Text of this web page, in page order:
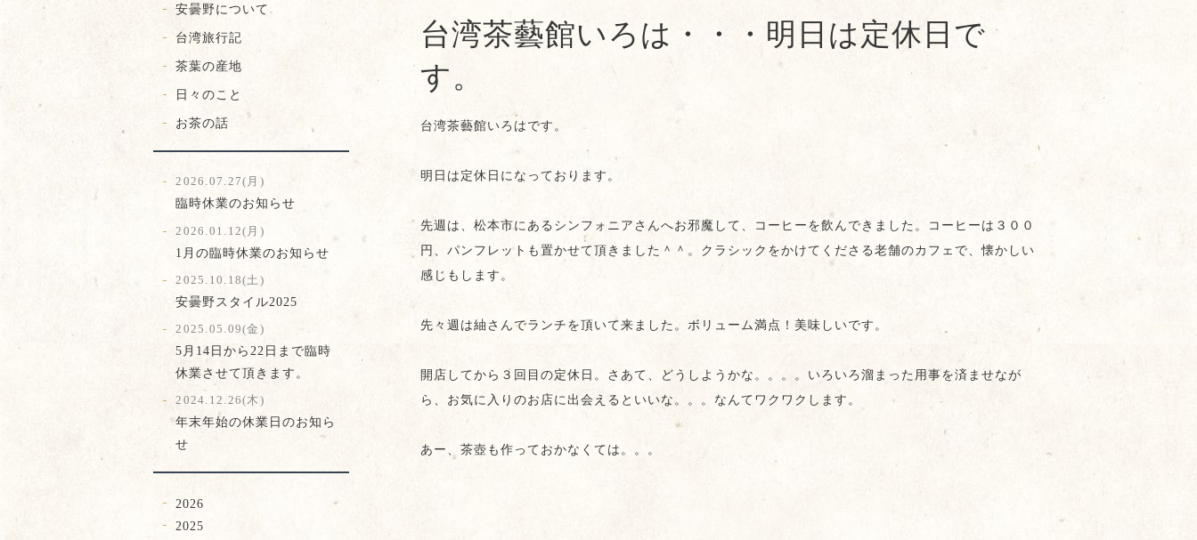
台湾茶藝館いろは・・・明日は定休日で
す。
台湾茶藝館いろはです。
明日は定休日になっております。
先週は、松本市にあるシンフォニアさんへお邪魔して、コーヒーを飲んできました。コーヒーは３００
円、パンフレットも置かせて頂きました＾＾。クラシックをかけてくださる老舗のカフェで、懐かしい
感じもします。
先々週は紬さんでランチを頂いて来ました。ボリューム満点！美味しいです。
開店してから３回目の定休日。さあて、どうしようかな。。。。いろいろ溜まった用事を済ませなが
ら、お気に入りのお店に出会えるといいな。。。なんてワクワクします。
あー、茶壺も作っておかなくては。。。
安曇野について
台湾旅行記
茶葉の産地
日々のこと
お茶の話
2026.07.27(月)
臨時休業のお知らせ
2026.01.12(月)
1月の臨時休業のお知らせ
2025.10.18(土)
安曇野スタイル2025
2025.05.09(金)
5月14日から22日まで臨時
休業させて頂きます。
2024.12.26(木)
年末年始の休業日のお知ら
せ
2026
2025